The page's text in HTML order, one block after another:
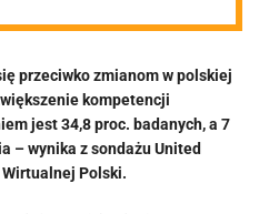
ponad
przeciwko zmianom w polskiej
kompetencji
jest 34,8 proc. badanych, a 7
– wynika z sondażu United
Polski.